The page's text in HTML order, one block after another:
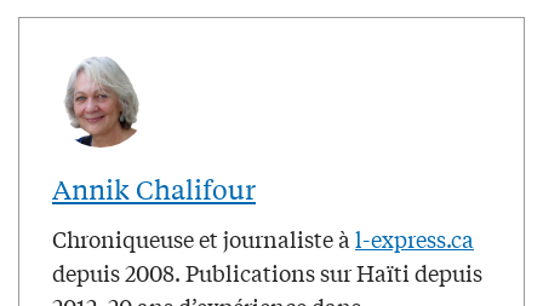
Annik Chalifour
Chroniqueuse et journaliste àl-express.ca
depuis 2008. Publications sur Haïti depuis